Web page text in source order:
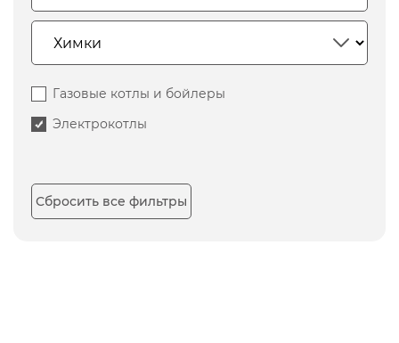
Газовые котлы и бойлеры
Электрокотлы
Сбросить все фильтры